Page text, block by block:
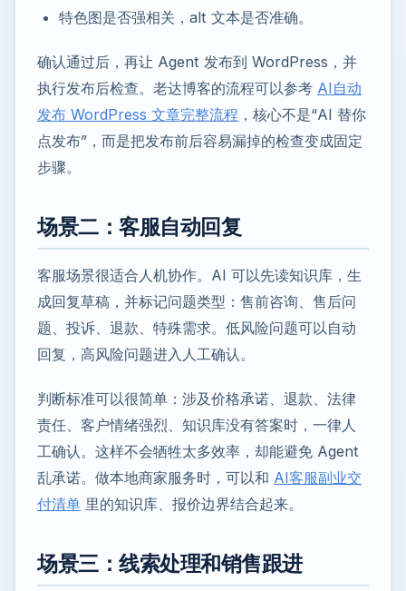
特色图是否强相关，alt 文本是否准确。
确认通过后，再让 Agent 发布到 WordPress，并
执行发布后检查。老达博客的流程可以参考 AI自动
发布 WordPress 文章完整流程 ，核心不是“AI 替你
点发布”，而是把发布前后容易漏掉的检查变成固定
步骤。
场景二：客服自动回复
客服场景很适合人机协作。AI 可以先读知识库，生
成回复草稿，并标记问题类型：售前咨询、售后问
题、投诉、退款、特殊需求。低风险问题可以自动
回复，高风险问题进入人工确认。
判断标准可以很简单：涉及价格承诺、退款、法律
责任、客户情绪强烈、知识库没有答案时，一律人
工确认。这样不会牺牲太多效率，却能避免 Agent
乱承诺。做本地商家服务时，可以和 AI客服副业交
付清单 里的知识库、报价边界结合起来。
场景三：线索处理和销售跟进